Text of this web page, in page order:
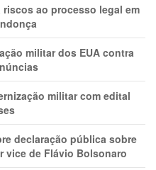
riscos ao processo legal em
militar dos EUA contra
militar com edital
declaração pública sobre
vice de Flávio Bolsonaro